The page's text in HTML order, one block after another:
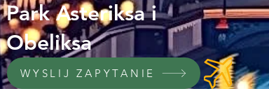
Park Asteriksa i
Obeliksa
WYSLIJ ZAPYTANIE